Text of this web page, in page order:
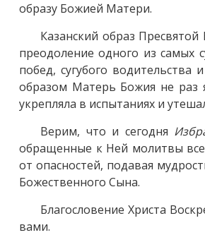
образу Божией Матери.
Казанский образ
преодоление одного из самых
побед, сугубого
образом Матерь Божия не раз
укрепляла в испытаниях и
Верим, что и сегодня
обращенные к Ней молитвы
от опасностей, подавая
Божественного Сына.
Благословение Христа
вами.